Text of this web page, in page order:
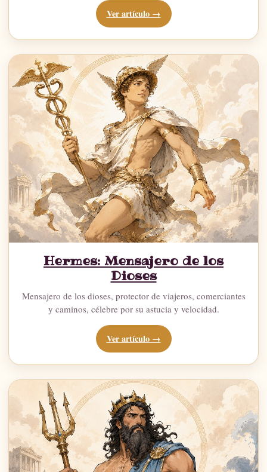
Ver artículo →
Hermes: Mensajero de los
Dioses
Mensajero de los dioses, protector de viajeros, comerciantes
y caminos, célebre por su astucia y velocidad.
Ver artículo →